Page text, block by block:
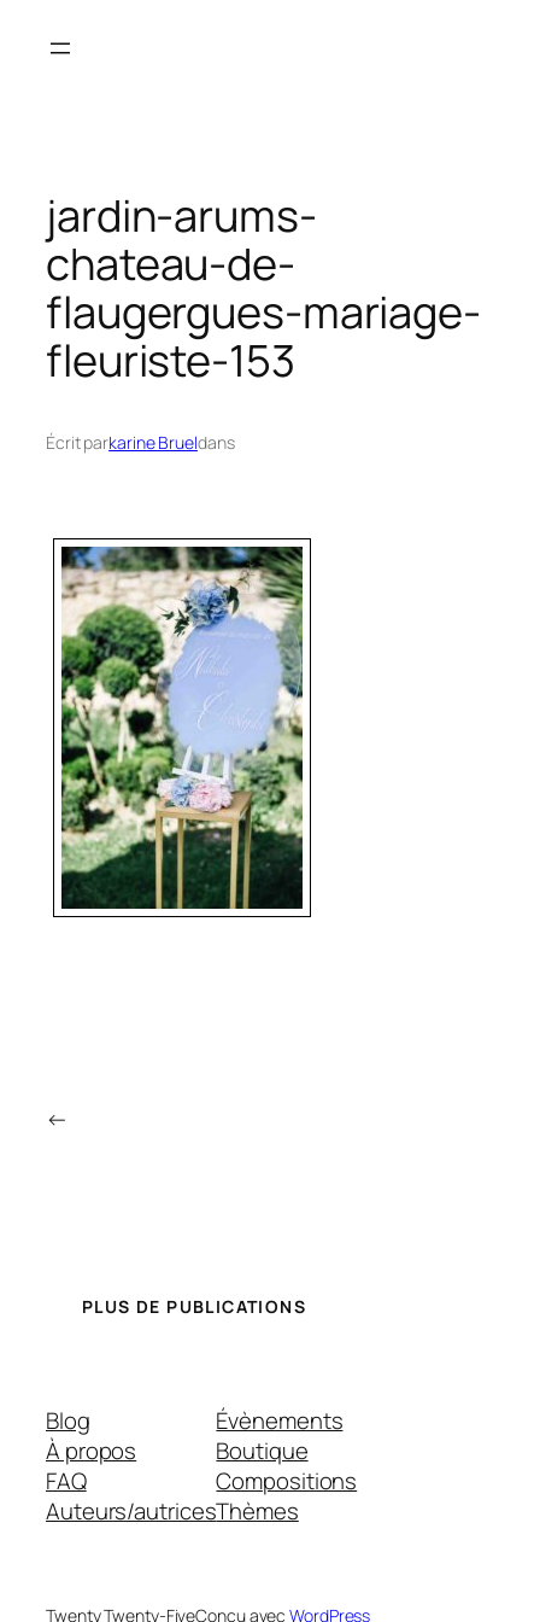
jardin-arums-
chateau-de-
flaugergues-mariage-
fleuriste-153
Écrit parkarine Brueldans
←
PLUS DE PUBLICATIONS
Blog
À propos
FAQ
Auteurs/autrices
Évènements
Boutique
Compositions
Thèmes
Twenty Twenty-FiveConçu avecWordPress